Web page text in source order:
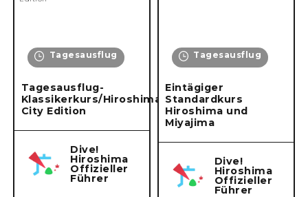
Tagesausflug
Tagesausflug-
Klassikerkurs/Hiroshima
City Edition
Dive!
Hiroshima
Offizieller
Führer
Tagesausflug
Eintägiger
Standardkurs
Hiroshima und
Miyajima
Dive!
Hiroshima
Offizieller
Führer